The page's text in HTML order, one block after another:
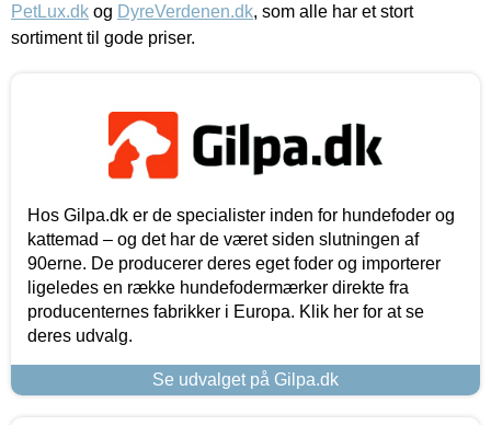
PetLux.dk og DyreVerdenen.dk, som alle har et stort
sortiment til gode priser.
Hos Gilpa.dk er de specialister inden for hundefoder og
kattemad – og det har de været siden slutningen af
90erne. De producerer deres eget foder og importerer
ligeledes en række hundefodermærker direkte fra
producenternes fabrikker i Europa. Klik her for at se
deres udvalg.
Se udvalget på Gilpa.dk